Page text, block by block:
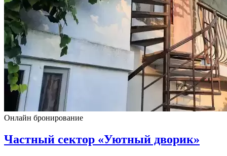
Онлайн бронирование
Частный сектор «Уютный дворик»